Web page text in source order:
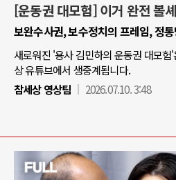
[운동권 대모험] 이거 완전 볼
보완수사권, 보수정치의 프레임, 정
새로워진 '용사 김민하의 운동권 대모
상 유튜브에서 생중계됩니다.
참세상 영상팀
2026.07.10. 3:48